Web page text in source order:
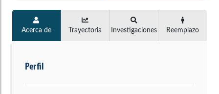
Acerca de Trayectoria Investigaciones Reemplazo
Perfil